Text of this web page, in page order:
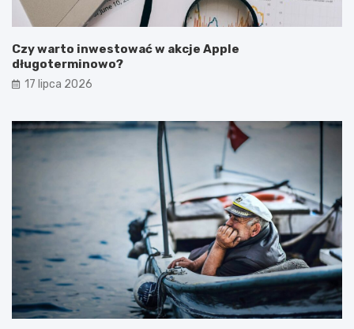
Czy warto inwestować w akcje Apple
długoterminowo?
17 lipca 2026